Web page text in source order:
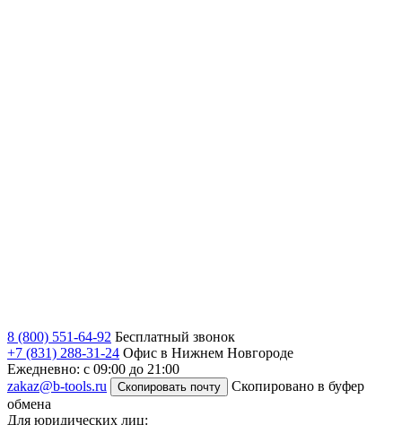
8 (800) 551-64-92 Бесплатный звонок
+7 (831) 288-31-24 Офис в Нижнем Новгороде
Ежедневно: с 09:00 до 21:00
zakaz@b-tools.ru
Скопировать почту
Скопировано в буфер
обмена
Для юридических лиц: